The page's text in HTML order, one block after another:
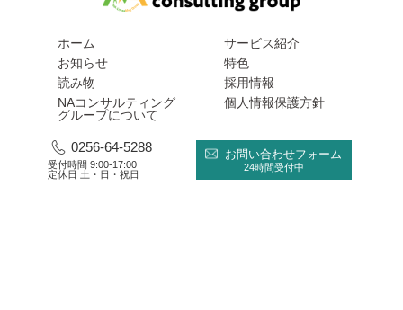
ホーム
お知らせ
読み物
NAコンサルティング
グループについて
サービス紹介
特色
採用情報
個人情報保護方針
0256-64-5288
受付時間 9:00-17:00
定休日 土・日・祝日
お問い合わせフォーム
24時間受付中